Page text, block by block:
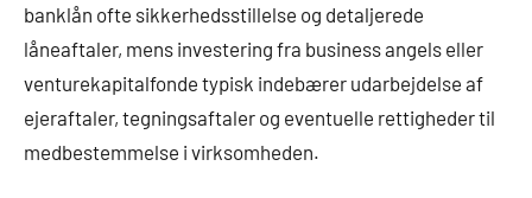
banklån ofte sikkerhedsstillelse og detaljerede
låneaftaler, mens investering fra business angels eller
venturekapitalfonde typisk indebærer udarbejdelse af
ejeraftaler, tegningsaftaler og eventuelle rettigheder til
medbestemmelse i virksomheden.